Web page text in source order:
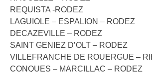
REQUISTA -RODEZ
LAGUIOLE – ESPALION – RODEZ
DECAZEVILLE – RODEZ
SAINT GENIEZ D’OLT – RODEZ
VILLEFRANCHE DE ROUERGUE –
CONQUES – MARCILLAC – RODEZ